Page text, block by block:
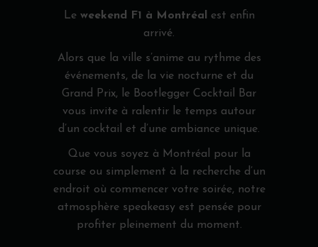
Le weekend F1 à Montréal
est enfin
arrivé.
Alors que la ville s’anime au rythme des
événements, de la vie nocturne et du
Grand Prix, le Bootlegger Cocktail Bar
vous invite à ralentir le temps autour
d’un cocktail et d’une ambiance unique.
Que vous soyez à Montréal pour la
course ou simplement à la recherche d’un
endroit où commencer votre soirée, notre
atmosphère speakeasy est pensée pour
profiter pleinement du moment.